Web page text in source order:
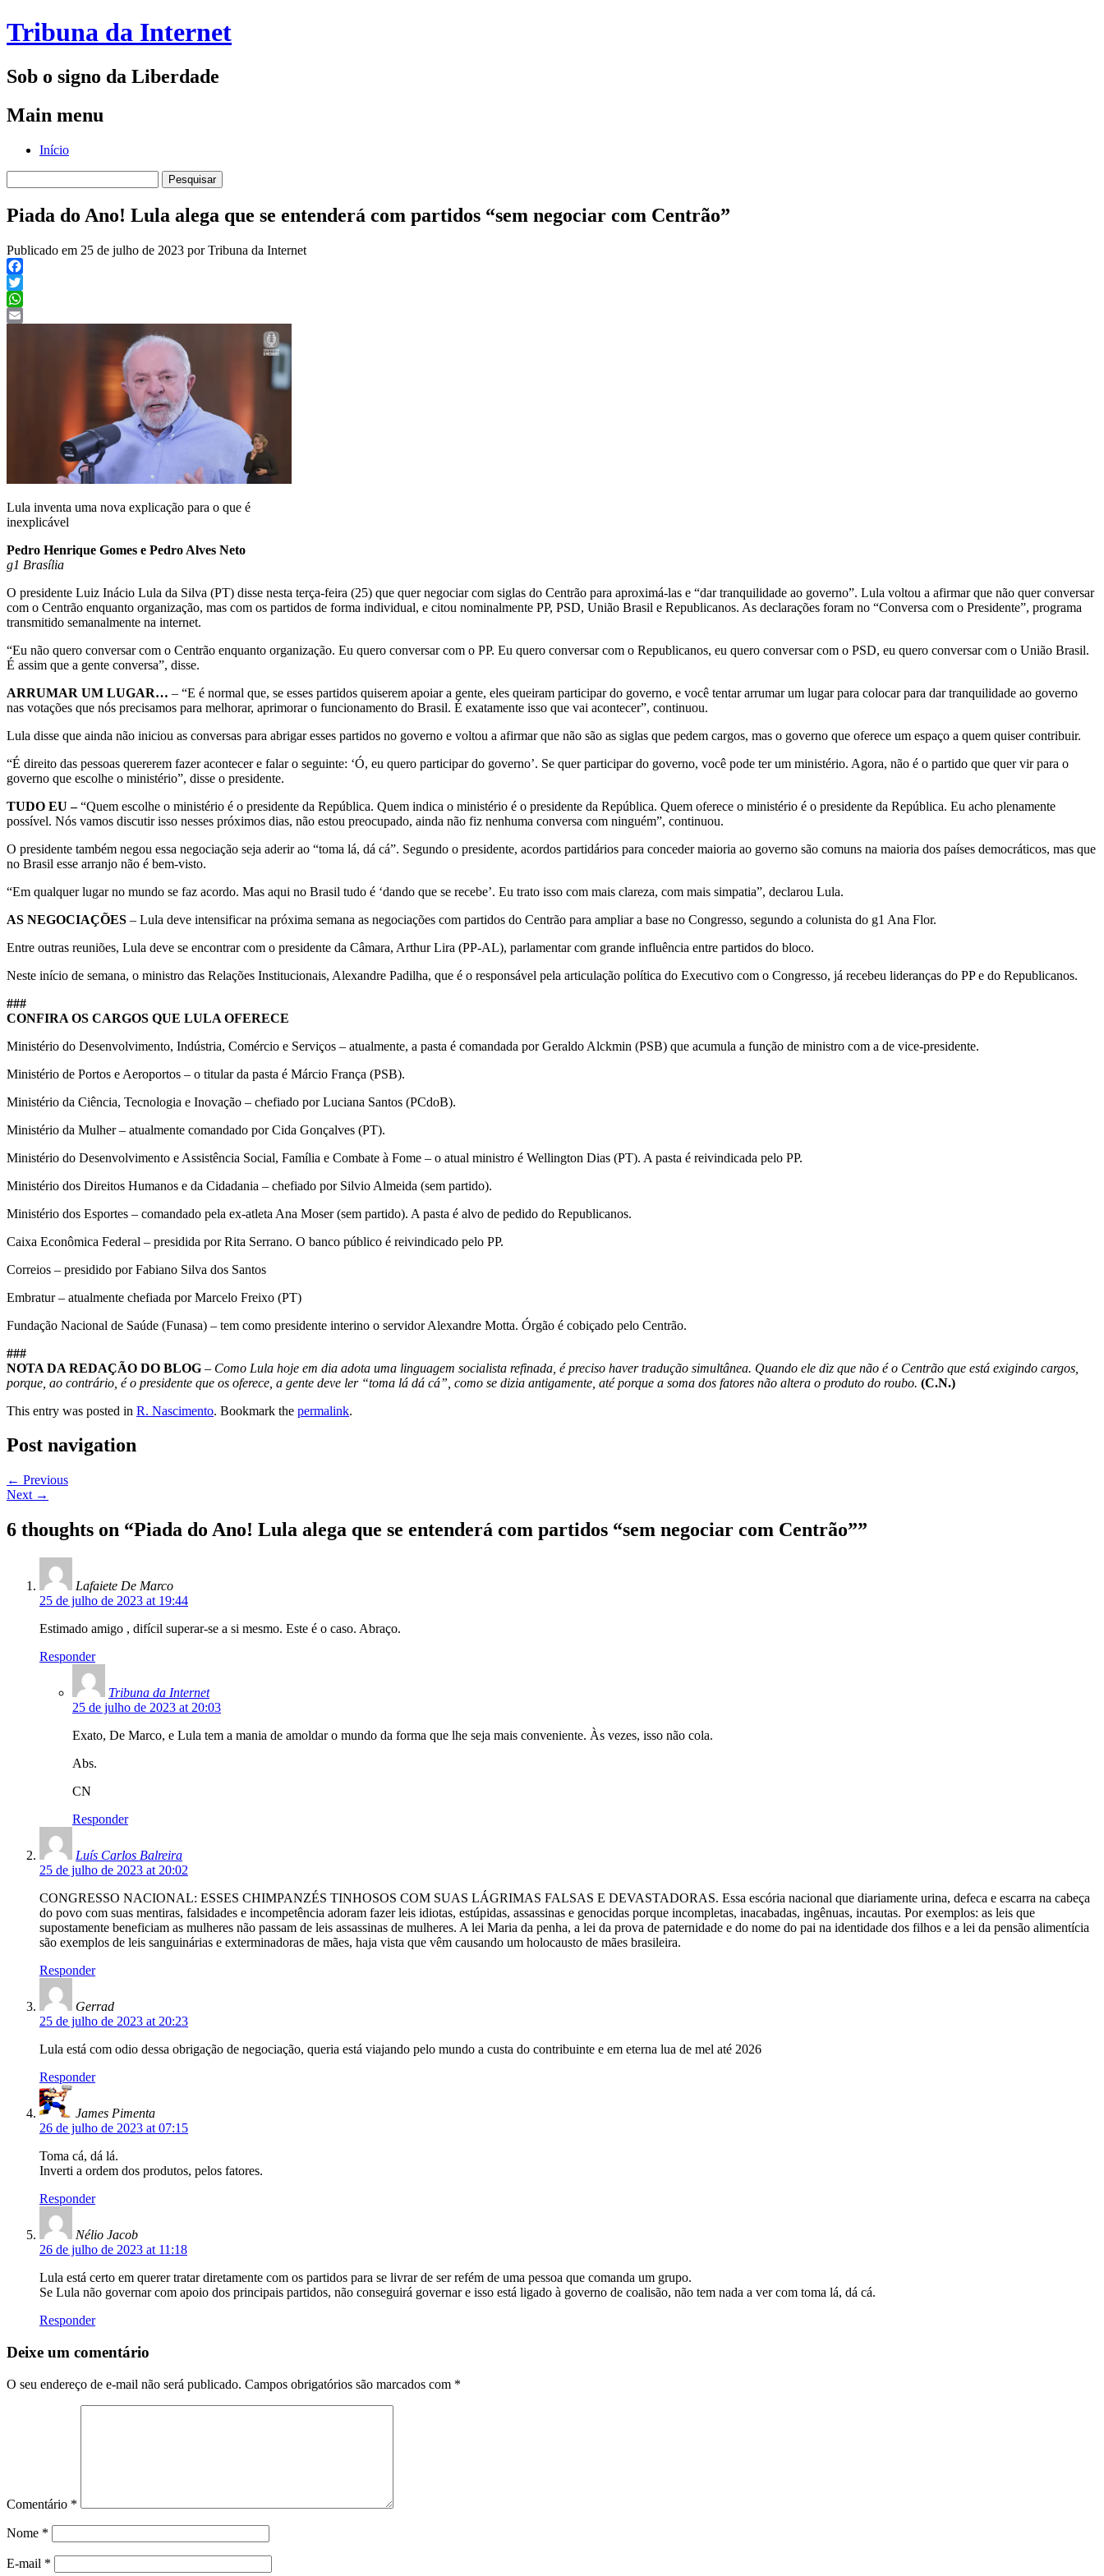
Tribuna da Internet
Sob o signo da Liberdade
Main menu
Skip
Início
por:
Piada do Ano! Lula alega que se entenderá com partidos “sem negociar com Centrão”
Publicado em 25 de julho de 2023 por Tribuna da Internet
Facebook
Twitter
WhatsApp
Lula inventa uma nova explicação para o que é
inexplicável
Pedro Henrique Gomes e Pedro Alves Neto
g1 Brasília
O presidente Luiz Inácio Lula da Silva (PT) disse nesta terça-feira (25) que quer negociar com siglas do Centrão para aproximá-las e “dar tranquilidade ao governo”. Lula voltou a afirmar que não quer conversar
com o Centrão enquanto organização, mas com os partidos de forma individual, e citou nominalmente PP, PSD, União Brasil e Republicanos. As declarações foram no “Conversa com o Presidente”, programa
transmitido semanalmente na internet.
“Eu não quero conversar com o Centrão enquanto organização. Eu quero conversar com o PP. Eu quero conversar com o Republicanos, eu quero conversar com o PSD, eu quero conversar com o União Brasil.
É assim que a gente conversa”, disse.
ARRUMAR UM LUGAR… – “E é normal que, se esses partidos quiserem apoiar a gente, eles queiram participar do governo, e você tentar arrumar um lugar para colocar para dar tranquilidade ao governo
nas votações que nós precisamos para melhorar, aprimorar o funcionamento do Brasil. É exatamente isso que vai acontecer”, continuou.
Lula disse que ainda não iniciou as conversas para abrigar esses partidos no governo e voltou a afirmar que não são as siglas que pedem cargos, mas o governo que oferece um espaço a quem quiser contribuir.
“É direito das pessoas quererem fazer acontecer e falar o seguinte: ‘Ó, eu quero participar do governo’. Se quer participar do governo, você pode ter um ministério. Agora, não é o partido que quer vir para o
governo que escolhe o ministério”, disse o presidente.
TUDO EU –“Quem escolhe o ministério é o presidente da República. Quem indica o ministério é o presidente da República. Quem oferece o ministério é o presidente da República. Eu acho plenamente
possível. Nós vamos discutir isso nesses próximos dias, não estou preocupado, ainda não fiz nenhuma conversa com ninguém”, continuou.
O presidente também negou essa negociação seja aderir ao “toma lá, dá cá”. Segundo o presidente, acordos partidários para conceder maioria ao governo são comuns na maioria dos países democráticos, mas que
no Brasil esse arranjo não é bem-visto.
“Em qualquer lugar no mundo se faz acordo. Mas aqui no Brasil tudo é ‘dando que se recebe’. Eu trato isso com mais clareza, com mais simpatia”, declarou Lula.
AS NEGOCIAÇÕES – Lula deve intensificar na próxima semana as negociações com partidos do Centrão para ampliar a base no Congresso, segundo a colunista do g1 Ana Flor.
Entre outras reuniões, Lula deve se encontrar com o presidente da Câmara, Arthur Lira (PP-AL), parlamentar com grande influência entre partidos do bloco.
Neste início de semana, o ministro das Relações Institucionais, Alexandre Padilha, que é o responsável pela articulação política do Executivo com o Congresso, já recebeu lideranças do PP e do Republicanos.
###
CONFIRA OS CARGOS QUE LULA OFERECE
Ministério do Desenvolvimento, Indústria, Comércio e Serviços – atualmente, a pasta é comandada por Geraldo Alckmin (PSB) que acumula a função de ministro com a de vice-presidente.
Ministério de Portos e Aeroportos – o titular da pasta é Márcio França (PSB).
Ministério da Ciência, Tecnologia e Inovação – chefiado por Luciana Santos (PCdoB).
Ministério da Mulher – atualmente comandado por Cida Gonçalves (PT).
Ministério do Desenvolvimento e Assistência Social, Família e Combate à Fome – o atual ministro é Wellington Dias (PT). A pasta é reivindicada pelo PP.
Ministério dos Direitos Humanos e da Cidadania – chefiado por Silvio Almeida (sem partido).
Ministério dos Esportes – comandado pela ex-atleta Ana Moser (sem partido). A pasta é alvo de pedido do Republicanos.
Caixa Econômica Federal – presidida por Rita Serrano. O banco público é reivindicado pelo PP.
Correios – presidido por Fabiano Silva dos Santos
Embratur – atualmente chefiada por Marcelo Freixo (PT)
Fundação Nacional de Saúde (Funasa) – tem como presidente interino o servidor Alexandre Motta. Órgão é cobiçado pelo Centrão.
###
NOTA DA REDAÇÃO DO BLOG – Como Lula hoje em dia adota uma linguagem socialista refinada, é preciso haver tradução simultânea. Quando ele diz que não é o Centrão que está exigindo cargos,
porque, ao contrário, é o presidente que os oferece, a gente deve ler “toma lá dá cá”, como se dizia antigamente, até porque a soma dos fatores não altera o produto do roubo. (C.N.)
This entry was posted in R. Nascimento. Bookmark the permalink.
Post navigation
← Previous
Next →
6 thoughts on “Piada do Ano! Lula alega que se entenderá com partidos “sem negociar com Centrão””
Lafaiete De Marco
25 de julho de 2023 at 19:44
Estimado amigo , difícil superar-se a si mesmo. Este é o caso. Abraço.
Responder
Tribuna da Internet
25 de julho de 2023 at 20:03
Exato, De Marco, e Lula tem a mania de amoldar o mundo da forma que lhe seja mais conveniente. Às vezes, isso não cola.
Abs.
CN
Responder
Luís Carlos Balreira
25 de julho de 2023 at 20:02
CONGRESSO NACIONAL: ESSES CHIMPANZÉS TINHOSOS COM SUAS LÁGRIMAS FALSAS E DEVASTADORAS. Essa escória nacional que diariamente urina, defeca e escarra na cabeça
do povo com suas mentiras, falsidades e incompetência adoram fazer leis idiotas, estúpidas, assassinas e genocidas porque incompletas, inacabadas, ingênuas, incautas. Por exemplos: as leis que
supostamente beneficiam as mulheres não passam de leis assassinas de mulheres. A lei Maria da penha, a lei da prova de paternidade e do nome do pai na identidade dos filhos e a lei da pensão alimentícia
são exemplos de leis sanguinárias e exterminadoras de mães, haja vista que vêm causando um holocausto de mães brasileira.
Responder
Gerrad
25 de julho de 2023 at 20:23
Lula está com odio dessa obrigação de negociação, queria está viajando pelo mundo a custa do contribuinte e em eterna lua de mel até 2026
Responder
James Pimenta
26 de julho de 2023 at 07:15
Toma cá, dá lá.
Inverti a ordem dos produtos, pelos fatores.
Responder
Nélio Jacob
26 de julho de 2023 at 11:18
Lula está certo em querer tratar diretamente com os partidos para se livrar de ser refém de uma pessoa que comanda um grupo.
Se Lula não governar com apoio dos principais partidos, não conseguirá governar e isso está ligado à governo de coalisão, não tem nada a ver com toma lá, dá cá.
Responder
Deixe um comentário
O seu endereço de e-mail não será publicado. Campos obrigatórios são marcados com *
Comentário *
Nome *
E-mail *